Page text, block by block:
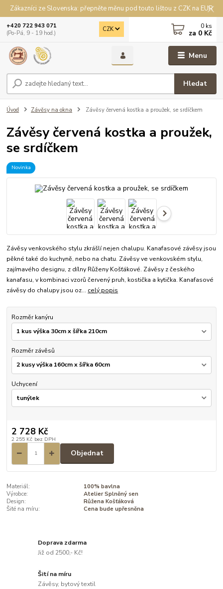
Zákazníci ze Slovenska: přepněte měnu pod touto lištou z CZK na EUR
Menu
CZK
Hledat
+420 722 943 071
(Po-Pá, 9 - 19 hod.)
0 ks
za 0 Kč
Úvod Závěsy na okna Závěsy červená kostka a proužek, se srdíčkem
Závěsy červená kostka a proužek,
se srdíčkem
Novinka
Závěsy venkovského stylu zkrášlí nejen chalupu. Kanafasové závěsy jsou
pěkné také do kuchyně, nebo na chatu. Závěsy ve venkovském stylu,
zajímavého designu, z dílny Růženy Košťákové. Závěsy z českého
kanafasu, v kombinaci vzorů červený pruh, kostička a kytička. Kanafasové
závěsy do chalupy jsou oz... celý popis
Rozměr kanýru
Rozměr závěsů
Uchycení
2 728 Kč
2 255 Kč bez DPH
Objednat
Materiál:
100% bavlna
Výrobce:
Atelier Splněný sen
Design:
Růžena Košťáková
Šité na míru:
Cena bude upřesněna
Doprava zdarma
Již od 2500,- Kč!
Šití na míru
Závěsy, bytový textil